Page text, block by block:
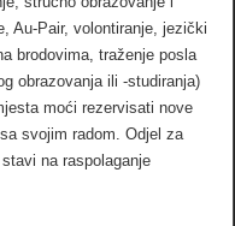
Au-Pair, volontiranje, jezički
brodovima, traženje posla
obrazovanja ili -studiranja)
moći rezervisati nove
svojim radom. Odjel za
na raspolaganje